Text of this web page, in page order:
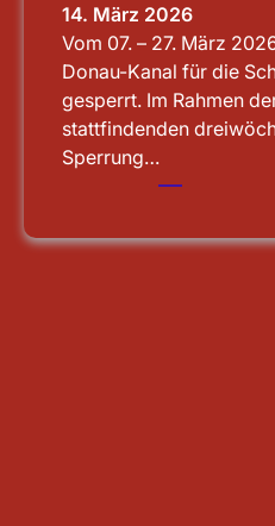
14. März 2026
Vom 07. – 27. März
Donau-Kanal für die
gesperrt. Im Rahmen
stattfindenden
Sperrung…